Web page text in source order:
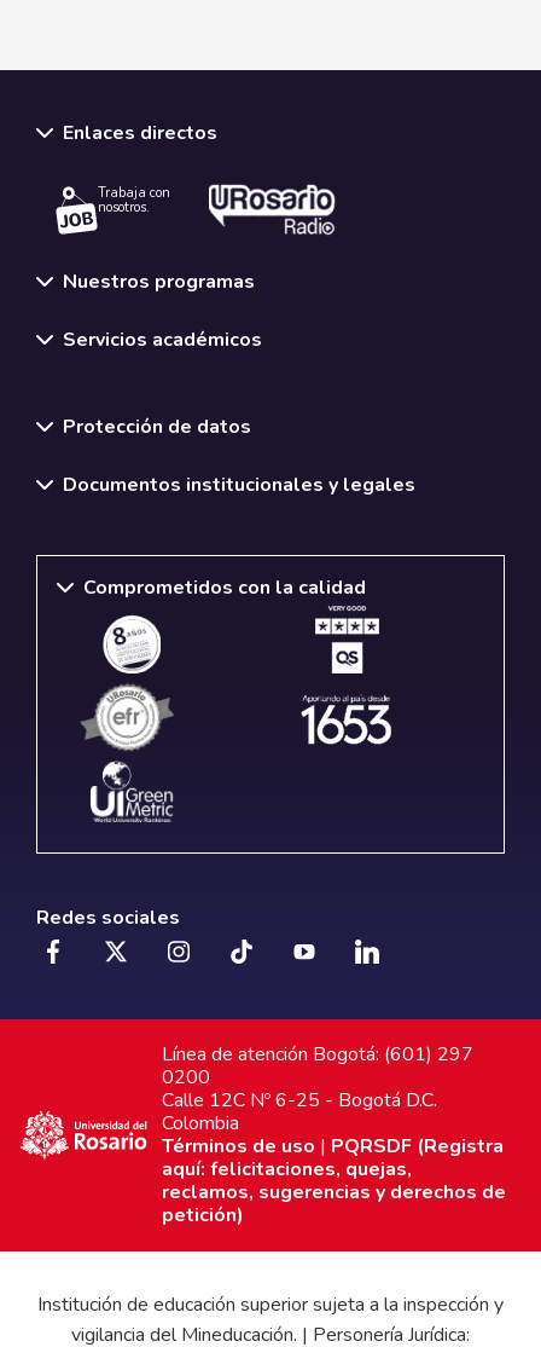
Enlaces directos
Trabaja con
nosotros.
Nuestros programas
Servicios académicos
Protección de datos
Documentos institucionales y legales
Comprometidos con la calidad
Redes sociales
Línea de atención Bogotá: (601) 297
0200
Calle 12C Nº 6-25 - Bogotá D.C.
Colombia
Términos de uso | PQRSDF (Registra
aquí: felicitaciones, quejas,
reclamos, sugerencias y derechos de
petición)
Institución de educación superior sujeta a la inspección y
vigilancia del Mineducación. | Personería Jurídica: